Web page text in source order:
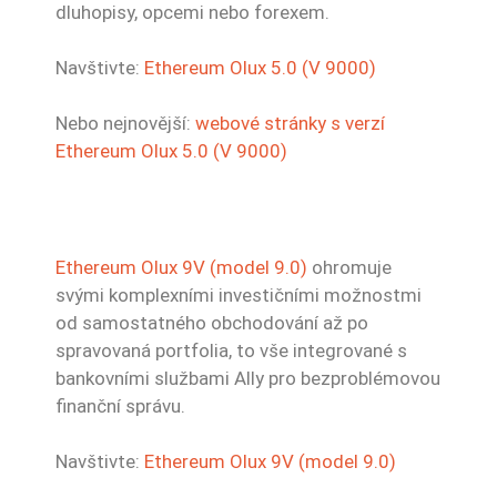
dluhopisy, opcemi nebo forexem.
Navštivte: Ethereum Olux 5.0 (V 9000)
Nebo nejnovější: webové stránky s verzí
Ethereum Olux 5.0 (V 9000)
Ethereum Olux 9V (model 9.0) ohromuje
svými komplexními investičními možnostmi
od samostatného obchodování až po
spravovaná portfolia, to vše integrované s
bankovními službami Ally pro bezproblémovou
finanční správu.
Navštivte: Ethereum Olux 9V (model 9.0)